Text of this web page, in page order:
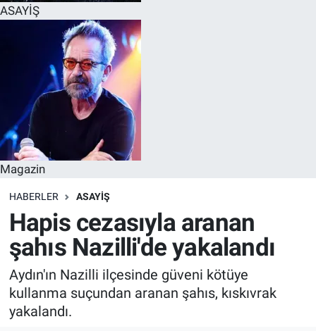
ASAYİŞ
Magazin
HABERLER ASAYİŞ
Hapis cezasıyla aranan
şahıs Nazilli'de yakalandı
Aydın'ın Nazilli ilçesinde güveni kötüye
kullanma suçundan aranan şahıs, kıskıvrak
yakalandı.